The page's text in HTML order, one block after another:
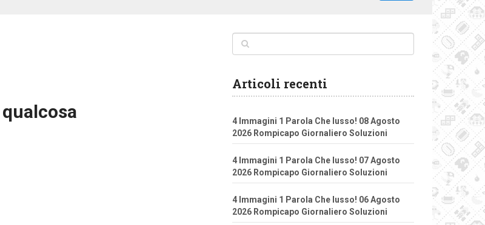
Articoli recenti
4 Immagini 1 Parola Che lusso! 08 Agosto
2026 Rompicapo Giornaliero Soluzioni
4 Immagini 1 Parola Che lusso! 07 Agosto
2026 Rompicapo Giornaliero Soluzioni
4 Immagini 1 Parola Che lusso! 06 Agosto
2026 Rompicapo Giornaliero Soluzioni